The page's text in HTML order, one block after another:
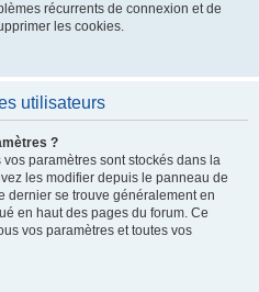
récurrents de connexion et de
les cookies.
utilisateurs
?
paramètres sont stockés dans la
les modifier depuis le panneau de
dernier se trouve généralement en
en haut des pages du forum. Ce
vos paramètres et toutes vos